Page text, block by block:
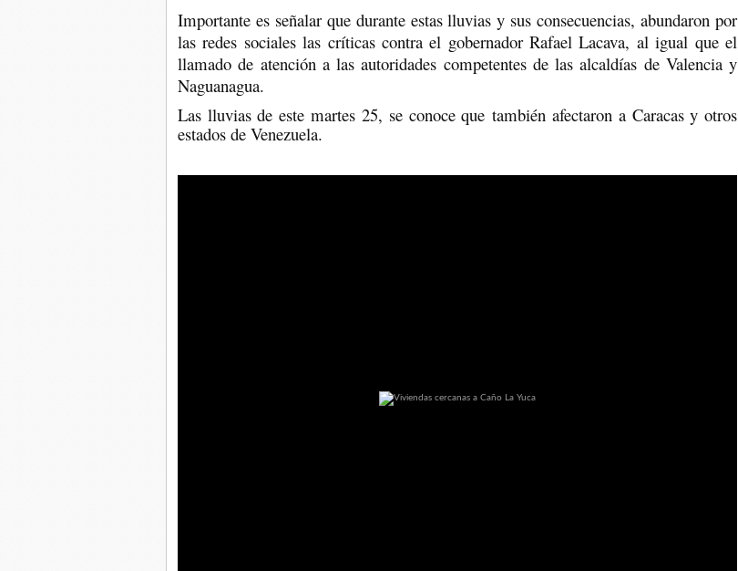
Importante es señalar que durante estas lluvias y sus consecuencias, abundaron por
las redes sociales las críticas contra el gobernador Rafael Lacava, al igual que el
llamado de atención a las autoridades competentes de las alcaldías de Valencia y
Naguanagua.
Las lluvias de este martes25, se conoce que tambiénafectaron a Caracas y otros
estados de Venezuela.